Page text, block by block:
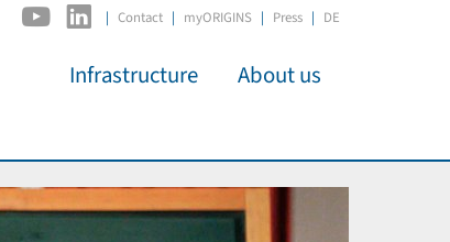
| Contact myORIGINS Press DE
Infrastructure
ODSL / ODC
About us